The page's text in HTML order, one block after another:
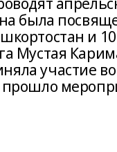
была
и
Мустая
участие